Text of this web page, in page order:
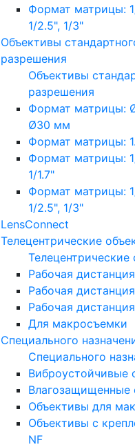
Формат матрицы:
1/2.5", 1/3"
Объективы
разрешения
Объективы
разрешения
Формат матрицы:
Ø30 мм
Формат матрицы:
Формат матрицы:
1/1.7"
Формат матрицы:
1/2.5", 1/3"
LensConnect
Телецентрические
Телецентрические
Рабочая
Рабочая
Рабочая
Для макросъемки
Специального
Специального
Виброустойчивые
Влагозащищенные
Объективы для
Объективы с
NF